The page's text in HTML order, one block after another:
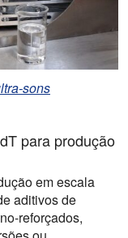
sons
para produção
em escala
aditivos de
reforçados,